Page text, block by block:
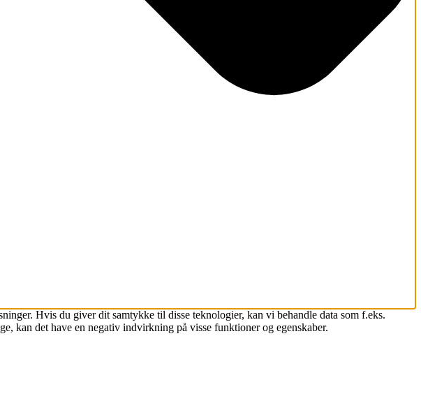
Hvis du giver dit samtykke til disse teknologier, kan vi behandle data som f.eks.
kan det have en negativ indvirkning på visse funktioner og egenskaber.